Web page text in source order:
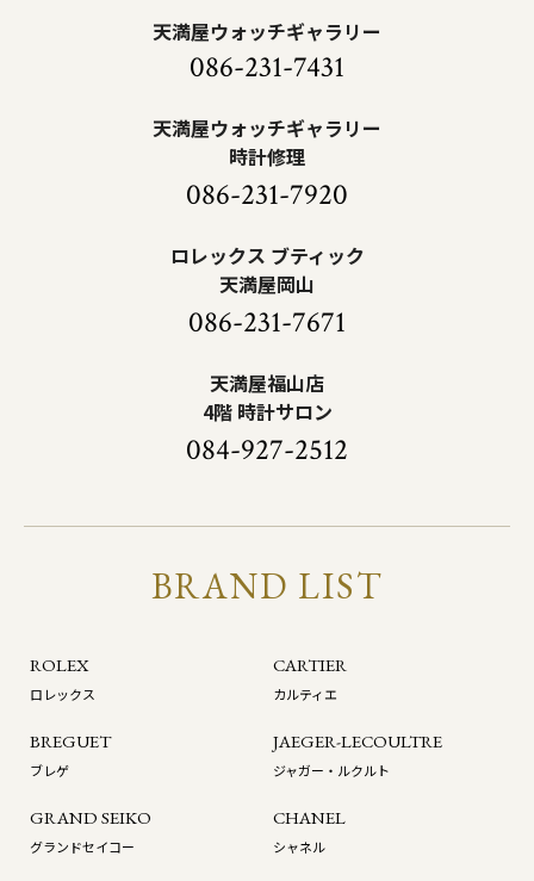
天満屋ウォッチギャラリー
086-231-7431
天満屋ウォッチギャラリー
時計修理
086-231-7920
ロレックス ブティック
天満屋岡山
086-231-7671
天満屋福山店
4階 時計サロン
084-927-2512
BRAND LIST
ROLEX
ロレックス
CARTIER
カルティエ
BREGUET
ブレゲ
JAEGER-LECOULTRE
ジャガー・ルクルト
GRAND SEIKO
グランドセイコー
CHANEL
シャネル